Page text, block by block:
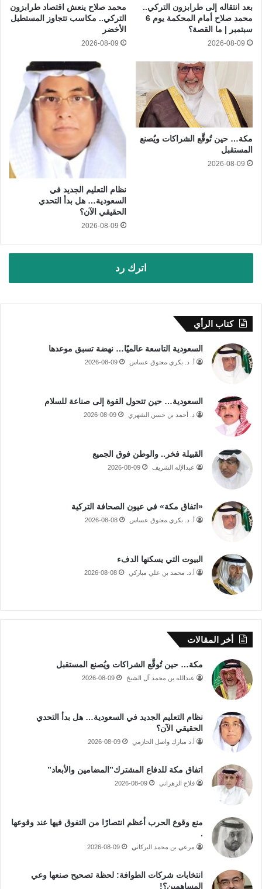
بعد انتقاله إلى طرابزون التركي..
محمد صلاح أمام المحكمة يوم 6
سبتمبر | ما القصة؟
2026-08-09
محمد صلاح ينعش اقتصاد طرابزون
التركي.. مكاسب تتجاوز المستطيل
الأخضر
2026-08-09
مكة… حين تُوقَّع الشراكات ويُصنع
المستقبل
2026-08-09
نظام التعليم الجديد في
السعودية… هل بدأ التحدي
الحقيقي الآن؟
2026-08-09
اترك رد
كتاب الرأي
السعودية التاسعة عالميًا… نهضة تسبق موعدها
أ. د. بكري معتوق عساس 2026-08-09
السعودية… حين تتحول القوة إلى صناعة للسلام
د. أحمد بن حسن الشهري 2026-08-09
القبيلة فخر.. والوطن فوق الجميع
عبدالإله الشريف 2026-08-09
«اتفاق مكة» في عيون الصحافة التركية
أ. د. بكري معتوق عساس 2026-08-08
البيوت التي يسكنها الدفء
أ.د. محمد بن علي مباركي 2026-08-08
أخر المقالات
مكة… حين تُوقَّع الشراكات ويُصنع المستقبل
عبدالله بن محمد آل الشيخ 2026-08-09
نظام التعليم الجديد في السعودية… هل بدأ التحدي
الحقيقي الآن؟
أ.د مبارك واصل الحازمي 2026-08-09
اتفاق مكة للدفاع المشترك”المضامين والأبعاد”
فلاح الزهراني 2026-08-09
منع وقوع الحرب أعظم انتصارًا من التفوق فيها عند وقوعها
.
مرعي بن محمد البركاتي 2026-08-09
انتخابات شركات الطوافة: لحظة تصحيح صنعها وعي
المساهمين؟!